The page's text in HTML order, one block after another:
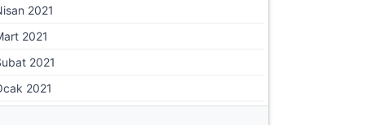
2021
2021
2021
2021